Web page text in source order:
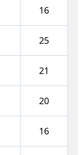
16
25
21
20
16